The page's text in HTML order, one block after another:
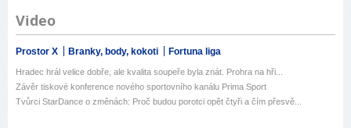
Video
Prostor X Branky, body, kokoti Fortuna liga
Hradec hrál velice dobře, ale kvalita soupeře byla znát. Prohra na hři...
Závěr tiskové konference nového sportovního kanálu Prima Sport
Tvůrci StarDance o změnách: Proč budou porotci opět čtyři a čím přesvě...